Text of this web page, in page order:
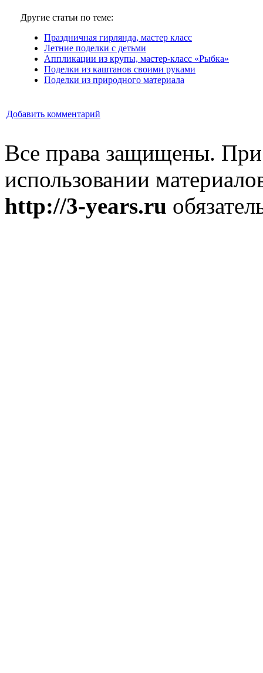
Другие статьи по теме:
Праздничная гирлянда, мастер класс
Летние поделки с детьми
Аппликации из крупы, мастер-класс «Рыбка»
Поделки из каштанов своими руками
Поделки из природного материала
Добавить комментарий
Все права защищены.
использовании
http://3-years.ru